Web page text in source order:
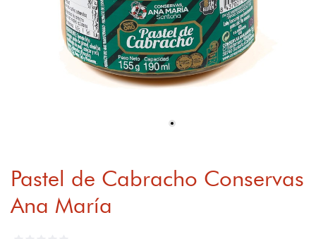
Pastel de Cabracho Conservas
Ana María